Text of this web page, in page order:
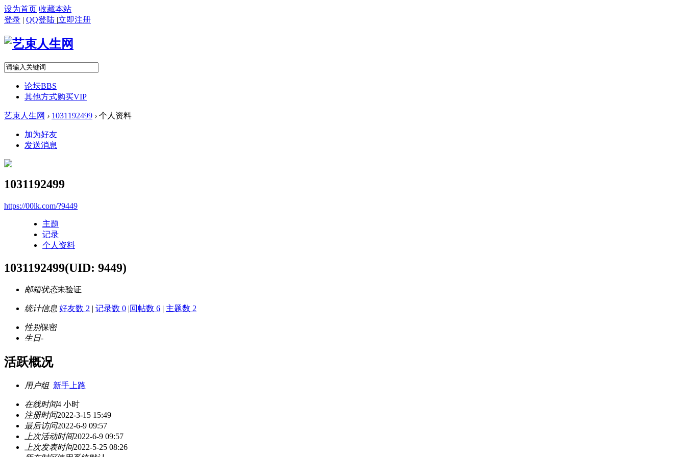
设为首页 收藏本站
登录 | QQ登陆 |立即注册
论坛BBS
其他方式购买VIP
艺束人生网 › 1031192499 › 个人资料
加为好友
发送消息
1031192499
https://00lk.com/?9449
主题
记录
个人资料
1031192499(UID: 9449)
邮箱状态未验证
统计信息 好友数 2 | 记录数 0 |回帖数 6 | 主题数 2
性别保密
生日-
活跃概况
用户组 新手上路
在线时间4 小时
注册时间2022-3-15 15:49
最后访问2022-6-9 09:57
上次活动时间2022-6-9 09:57
上次发表时间2022-5-25 08:26